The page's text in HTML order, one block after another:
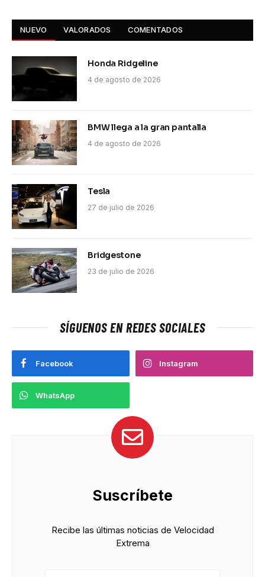
NUEVO VALORADOS COMENTADOS
Honda Ridgeline
4 de agosto de 2026
BMW llega a la gran pantalla
4 de agosto de 2026
Tesla
27 de julio de 2026
Bridgestone
23 de julio de 2026
SÍGUENOS EN REDES SOCIALES
Facebook Instagram
WhatsApp
Suscríbete
Recibe las últimas noticias de Velocidad
Extrema